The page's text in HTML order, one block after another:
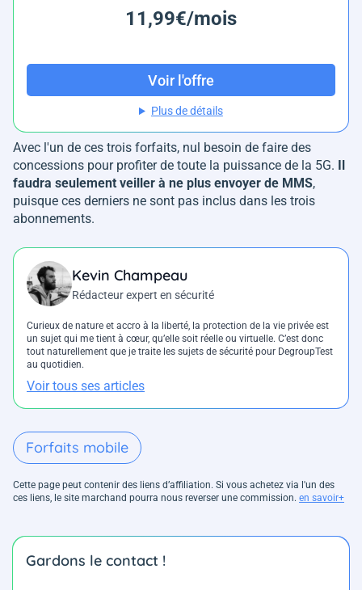
11,99€/mois
Voir l'offre
Plus de détails
Avec l'un de ces trois forfaits, nul besoin de faire des
concessions pour profiter de toute la puissance de la 5G.
faudra seulement veiller à ne plus envoyer de MMS,
puisque ces derniers ne sont pas inclus dans les trois
abonnements.
Kevin Champeau
Rédacteur expert en sécurité
Curieux de nature et accro à la liberté, la protection de la vie privée est
un sujet qui me tient à cœur, qu’elle soit réelle ou virtuelle. C’est donc
tout naturellement que je traite les sujets de sécurité pour DegroupTest
au quotidien.
Voir tous ses articles
Forfaits mobile
Cette page peut contenir des liens d’affiliation. Si vous achetez via l'un des
ces liens, le site marchand pourra nous reverser une commission. en savoir+
Gardons le contact !